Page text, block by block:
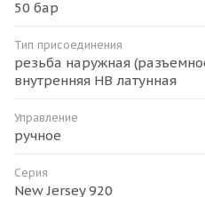
50 бар
Тип присоединения
резьба наружная
внутренняя HB латунная
Управление
ручное
Серия
New Jersey 920